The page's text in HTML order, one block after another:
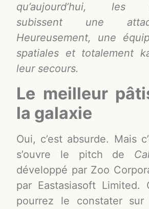
qu’aujourd’hui, les
subissent une
Heureusement, une
spatiales et totalement
leur secours.
Le meilleur
la galaxie
Oui, c’est absurde. Mais
s’ouvre le pitch de
développé par Zoo
par Eastasiasoft Limited.
pourrez le constater sur